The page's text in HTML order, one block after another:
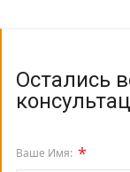
Остались
Ваше Имя: *